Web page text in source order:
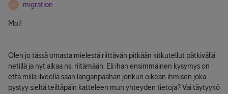
M migration
Moi!
Olen jo tässä omasta mielestä riittävän pitkään kitkutellut pätkivällä
netillä ja nyt alkaa ns. riitämään. Eli ihan ensimmäinen kysymys on
että millä ilveellä saan langanpäähän jonkun oikean ihmisen joka
pystyy sieltä teiltäpäin katteleen mun yhteyden tietoja? Vai täytyykö